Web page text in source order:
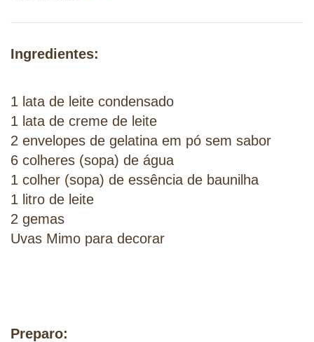
Ingredientes:
1 lata de leite condensado
1 lata de creme de leite
2 envelopes de gelatina em pó sem sabor
6 colheres (sopa) de água
1 colher (sopa) de essência de baunilha
1 litro de leite
2 gemas
Uvas Mimo para decorar
Preparo: